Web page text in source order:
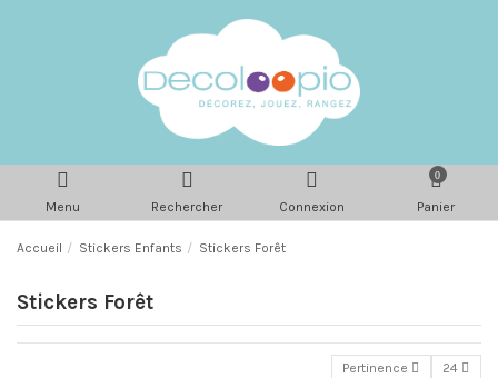
Menu Rechercher Connexion
0
Panier
Accueil Stickers Enfants Stickers Forêt
Stickers Forêt
Pertinence 24